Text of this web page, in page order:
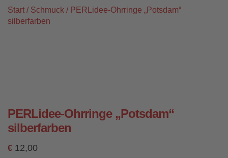
Start / Schmuck / PERLidee-Ohrringe „Potsdam“
silberfarben
PERLidee-Ohrringe „Potsdam“
silberfarben
€ 12,00